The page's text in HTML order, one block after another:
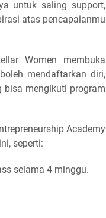
untuk saling support,
atas pencapaianmu
Women membuka
mendaftarkan diri,
bisa mengikuti program
Academy
seperti:
selama 4 minggu.